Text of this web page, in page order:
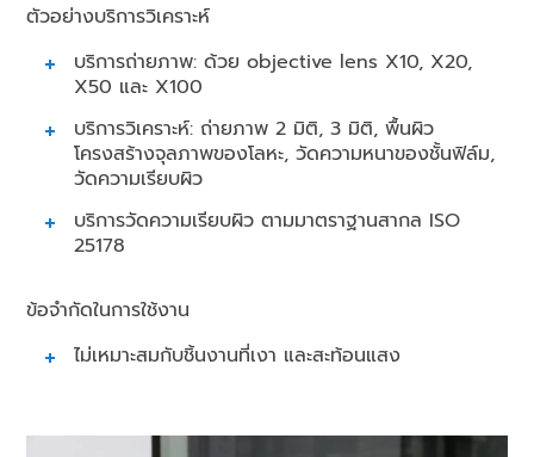
ตัวอย่างบริการวิเคราะห์
บริการถ่ายภาพ: ด้วย objective lens X10, X20,
X50 และ X100
บริการวิเคราะห์: ถ่ายภาพ 2 มิติ, 3 มิติ, พื้นผิว
โครงสร้างจุลภาพของโลหะ, วัดความหนาของชั้นฟิล์ม,
วัดความเรียบผิว
บริการวัดความเรียบผิว ตามมาตราฐานสากล ISO
25178
ข้อจำกัดในการใช้งาน
ไม่เหมาะสมกับชิ้นงานที่เงา และสะท้อนแสง